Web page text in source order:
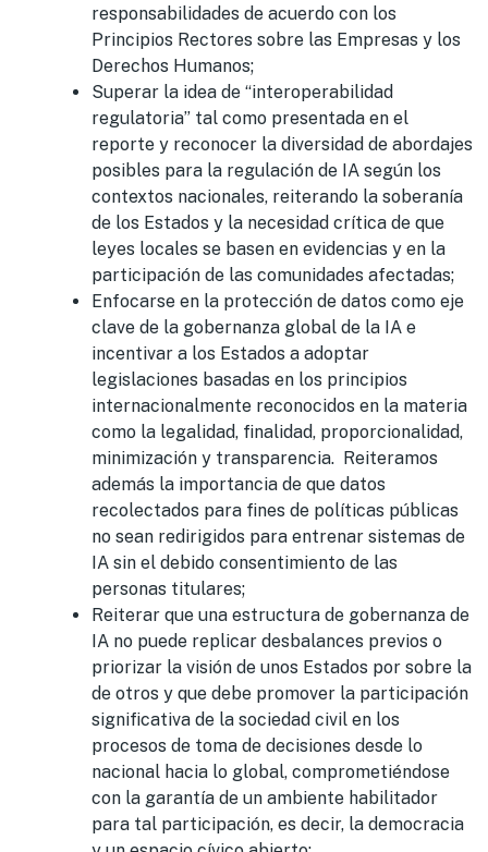
responsabilidades de acuerdo con los
Principios Rectores sobre las Empresas y los
Derechos Humanos;
Superar la idea de “interoperabilidad
regulatoria” tal como presentada en el
reporte y reconocer la diversidad de abordajes
posibles para la regulación de IA según los
contextos nacionales, reiterando la soberanía
de los Estados y la necesidad crítica de que
leyes locales se basen en evidencias y en la
participación de las comunidades afectadas;
Enfocarse en la protección de datos como eje
clave de la gobernanza global de la IA e
incentivar a los Estados a adoptar
legislaciones basadas en los principios
internacionalmente reconocidos en la materia
como la legalidad, finalidad, proporcionalidad,
minimización y transparencia. Reiteramos
además la importancia de que datos
recolectados para fines de políticas públicas
no sean redirigidos para entrenar sistemas de
IA sin el debido consentimiento de las
personas titulares;
Reiterar que una estructura de gobernanza de
IA no puede replicar desbalances previos o
priorizar la visión de unos Estados por sobre la
de otros y que debe promover la participación
significativa de la sociedad civil en los
procesos de toma de decisiones desde lo
nacional hacia lo global, comprometiéndose
con la garantía de un ambiente habilitador
para tal participación, es decir, la democracia